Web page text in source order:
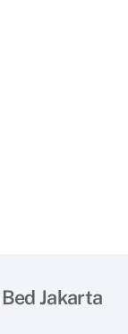
Jakarta